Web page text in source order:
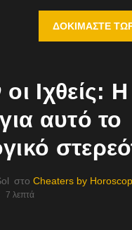
ΔΟΚΙΜΆΣΤΕ
Ιχθείς: Η
αυτό το
στο Cheaters by
7 λεπτά